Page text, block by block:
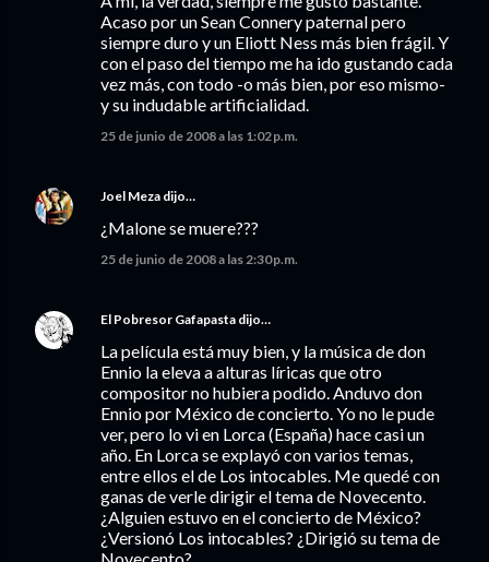
Acaso por un Sean Connery paternal pero
siempre duro y un Eliott Ness más bien frágil. Y
con el paso del tiempo me ha ido gustando cada
vez más, con todo -o más bien, por eso mismo-
y su indudable artificialidad.
25 de junio de 2008 a las 1:02 p.m.
Joel Meza dijo…
¿Malone se muere???
25 de junio de 2008 a las 2:30 p.m.
El Pobresor Gafapasta dijo…
La película está muy bien, y la música de don
Ennio la eleva a alturas líricas que otro
compositor no hubiera podido. Anduvo don
Ennio por México de concierto. Yo no le pude
ver, pero lo vi en Lorca (España) hace casi un
año. En Lorca se explayó con varios temas,
entre ellos el de Los intocables. Me quedé con
ganas de verle dirigir el tema de Novecento.
¿Alguien estuvo en el concierto de México?
¿Versionó Los intocables? ¿Dirigió su tema de